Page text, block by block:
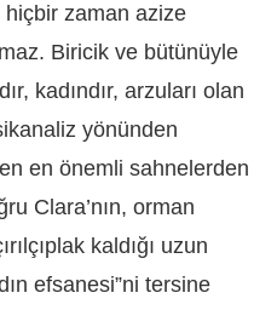
zaman azize
Biricik ve bütünüyle
kadındır, arzuları olan
yönünden
en önemli sahnelerden
Clara’nın, orman
kaldığı uzun
efsanesi”ni tersine